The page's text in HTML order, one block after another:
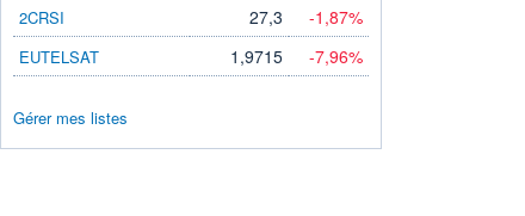
2CRSI 27,3 -1,87%
EUTELSAT 1,9715 -7,96%
Gérer mes listes